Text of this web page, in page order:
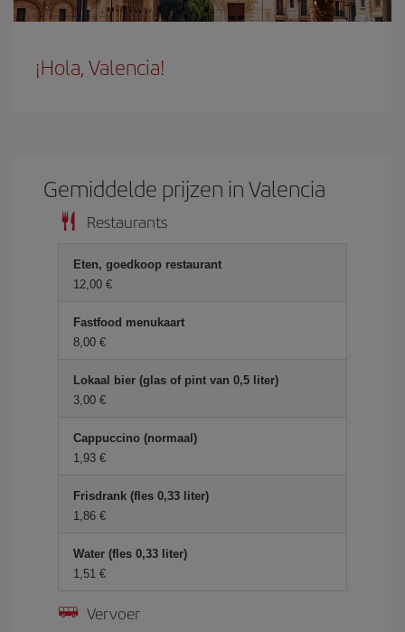
¡Hola, Valencia!
Gemiddelde prijzen in Valencia
Restaurants
Eten, goedkoop restaurant
12,00 €
Fastfood menukaart
8,00 €
Lokaal bier (glas of pint van 0,5 liter)
3,00 €
Cappuccino (normaal)
1,93 €
Frisdrank (fles 0,33 liter)
1,86 €
Water (fles 0,33 liter)
1,51 €
Vervoer